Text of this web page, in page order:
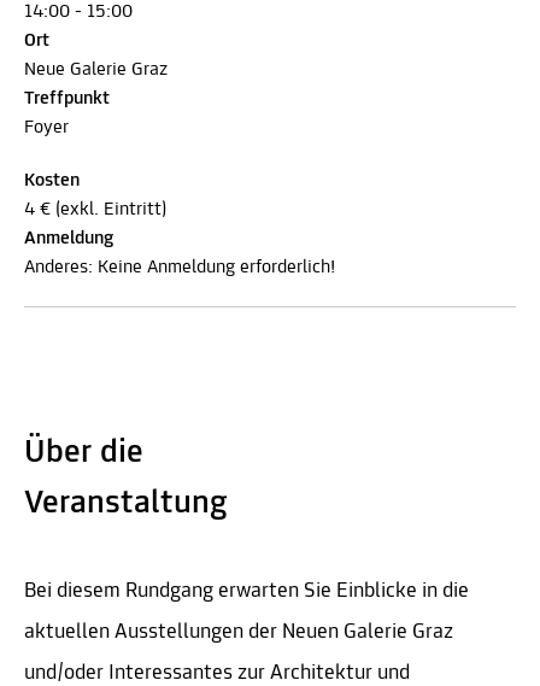
14:00 - 15:00
Ort
Neue Galerie Graz
Treffpunkt
Foyer
Kosten
4 € (exkl. Eintritt)
Anmeldung
Anderes: Keine Anmeldung erforderlich!
Über die
Veranstaltung
Bei diesem Rundgang erwarten Sie Einblicke in die
aktuellen Ausstellungen der Neuen Galerie Graz
und/oder Interessantes zur Architektur und